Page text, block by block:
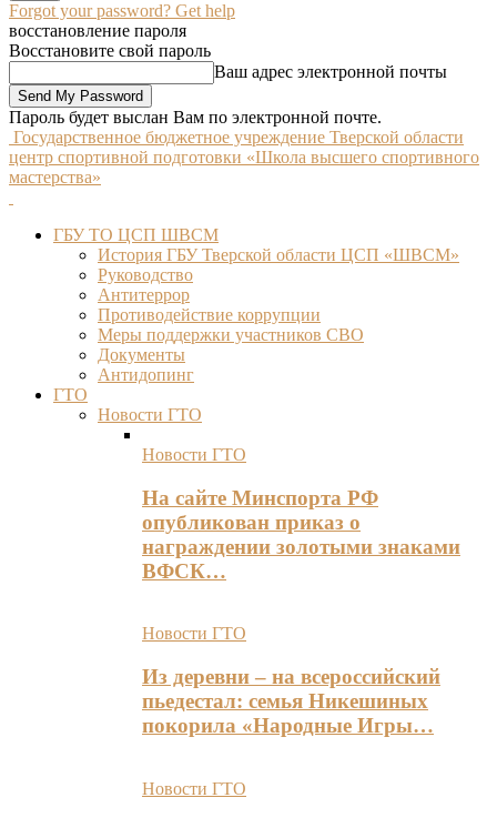
Forgot your password? Get help
восстановление пароля
Восстановите свой пароль
Ваш адрес электронной почты
Пароль будет выслан Вам по электронной почте.
Государственное бюджетное учреждение Тверской области
центр спортивной подготовки «Школа высшего спортивного
мастерства»
ГБУ ТО ЦСП ШВСМ
История ГБУ Тверской области ЦСП «ШВСМ»
Руководство
Антитеррор
Противодействие коррупции
Меры поддержки участников СВО
Документы
Антидопинг
ГТО
Новости ГТО
Новости ГТО
На сайте Минспорта РФ
опубликован приказ о
награждении золотыми знаками
ВФСК…
Новости ГТО
Из деревни – на всероссийский
пьедестал: семья Никешиных
покорила «Народные Игры…
Новости ГТО